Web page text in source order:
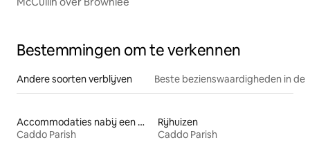
Bestemmingen om te verkennen
Andere soorten verblijven Beste bezienswaardigheden in de
Accommodaties nabij een meer
Caddo Parish
Rijhuizen
Caddo Parish